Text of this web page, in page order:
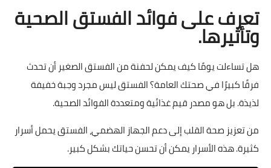
تعرف على فوائد الفستق الصحية
وتأثيرها.
هل تساءلت يومًا كيف يمكن لحفنة من الفستق الصغير أن تحدث
فرقًا كبيرًا في صحتك العامة؟ الفستق ليس مجرد وجبة خفيفة
لذيذة. بل هو مصدر قيم غذائية ومتعددة الفوائد الصحية.
من تعزيز صحة القلب إلى دعم الجهاز الهضمي، الفستق يحمل أسرار
كثيرة. هذه الأسرار يمكن أن تحسن حياتك بشكل كبير.